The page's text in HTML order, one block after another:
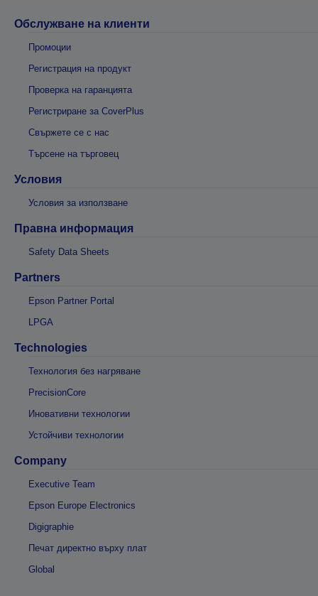
Обслужване на клиенти
Промоции
Регистрация на продукт
Проверка на гаранцията
Регистриране за CoverPlus
Свържете се с нас
Търсене на търговец
Условия
Условия за използване
Правна информация
Safety Data Sheets
Partners
Epson Partner Portal
LPGA
Technologies
Технология без нагряване
PrecisionCore
Иновативни технологии
Устойчиви технологии
Company
Executive Team
Epson Europe Electronics
Digigraphie
Печат директно върху плат
Global